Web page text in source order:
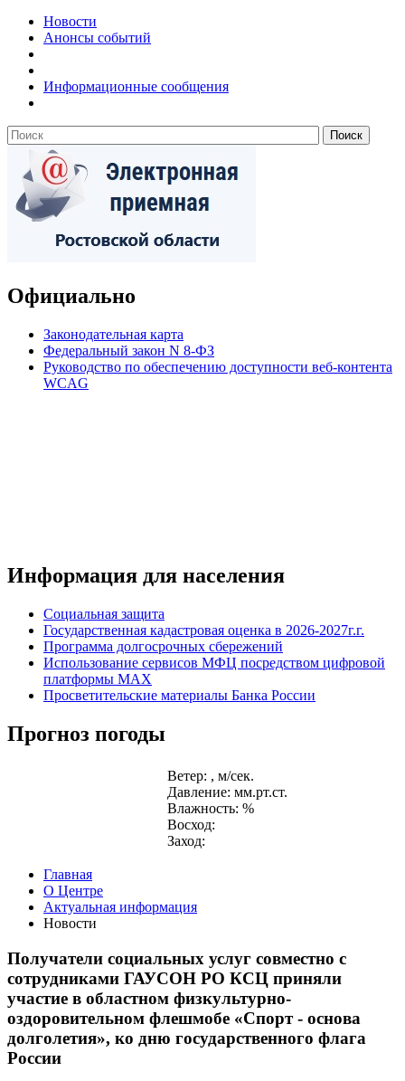
Новости
Анонсы событий
Информационные сообщения
Официально
Законодательная карта
Федеральный закон N 8-ФЗ
Руководство по обеспечению доступности веб-контента
WCAG
Информация для населения
Социальная защита
Государственная кадастровая оценка в 2026-2027г.г.
Программа долгосрочных сбережений
Использование сервисов МФЦ посредством цифровой
платформы MAX
Просветительские материалы Банка России
Прогноз погоды
Ветер: , м/сек.
Давление: мм.рт.ст.
Влажность: %
Восход:
Заход:
Главная
О Центре
Актуальная информация
Новости
Получатели социальных услуг совместно с
сотрудниками ГАУСОН РО КСЦ приняли
участие в областном физкультурно-
оздоровительном флешмобе «Спорт - основа
долголетия», ко дню государственного флага
России